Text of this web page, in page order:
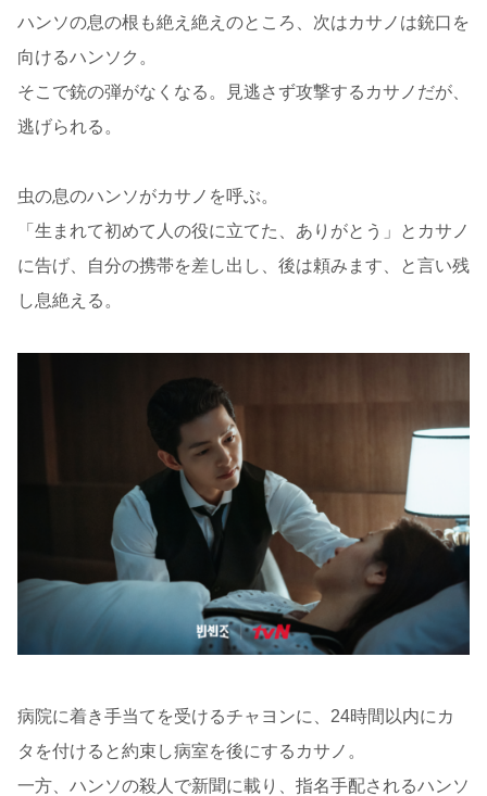
ハンソの息の根も絶え絶えのところ、次はカサノは銃口を
向けるハンソク。
そこで銃の弾がなくなる。見逃さず攻撃するカサノだが、
逃げられる。
虫の息のハンソがカサノを呼ぶ。
「生まれて初めて人の役に立てた、ありがとう」とカサノ
に告げ、自分の携帯を差し出し、後は頼みます、と言い残
し息絶える。
病院に着き手当てを受けるチャヨンに、24時間以内にカ
タを付けると約束し病室を後にするカサノ。
一方、ハンソの殺人で新聞に載り、指名手配されるハンソ